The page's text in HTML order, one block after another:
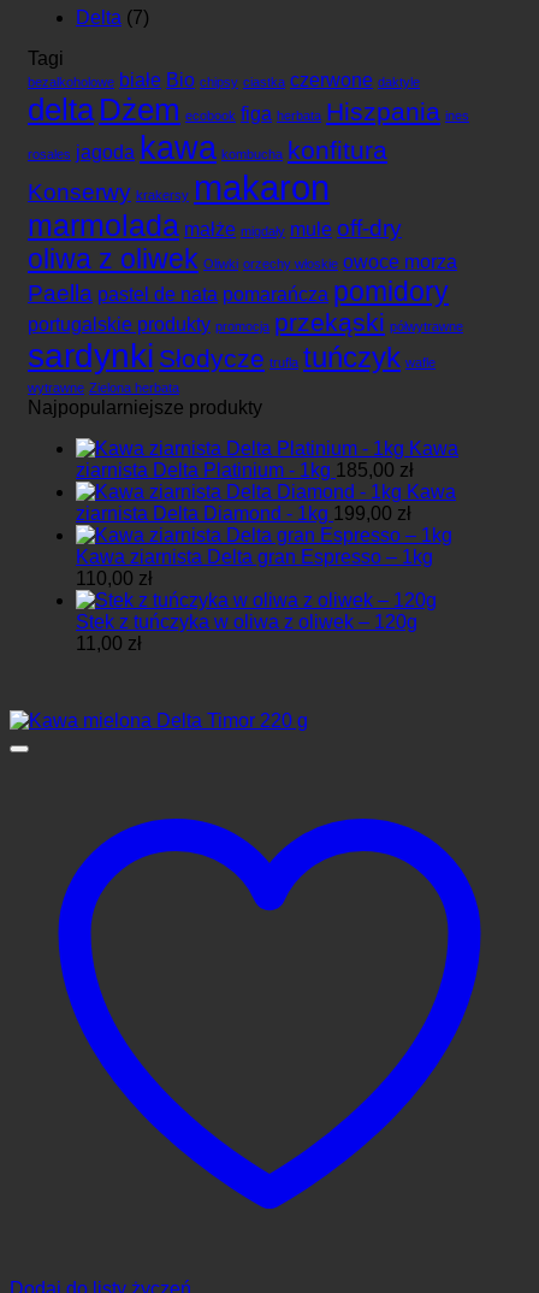
Delta (7)
Tagi
bezalkoholowe białe Bio chipsy ciastka czerwone daktyle
delta Dżem ecobook figa herbata Hiszpania ines
rosales jagoda kawa kombucha konfitura
Konserwy krakersy makaron
marmolada małże migdały mule off-dry
oliwa z oliwek Oliwki orzechy włoskie owoce morza
Paella pastel de nata pomarańcza pomidory
portugalskie produkty promocja przekąski półwytrawne
sardynki Słodycze trufla tuńczyk wafle
wytrawne Zielona herbata
Najpopularniejsze produkty
Kawa
ziarnista Delta Platinium - 1kg 185,00 zł
Kawa
ziarnista Delta Diamond - 1kg 199,00 zł
Kawa ziarnista Delta gran Espresso – 1kg
110,00 zł
Stek z tuńczyka w oliwa z oliwek – 120g
11,00 zł
Dodaj do listy życzeń